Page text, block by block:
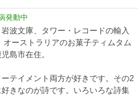
発動中
波文庫、タワー・レコードの輸入
オーストラリアのお菓子ティムタム
島市在住。
テイメント両方が好きです。その2
きなのが詩です。いろいろな詩集